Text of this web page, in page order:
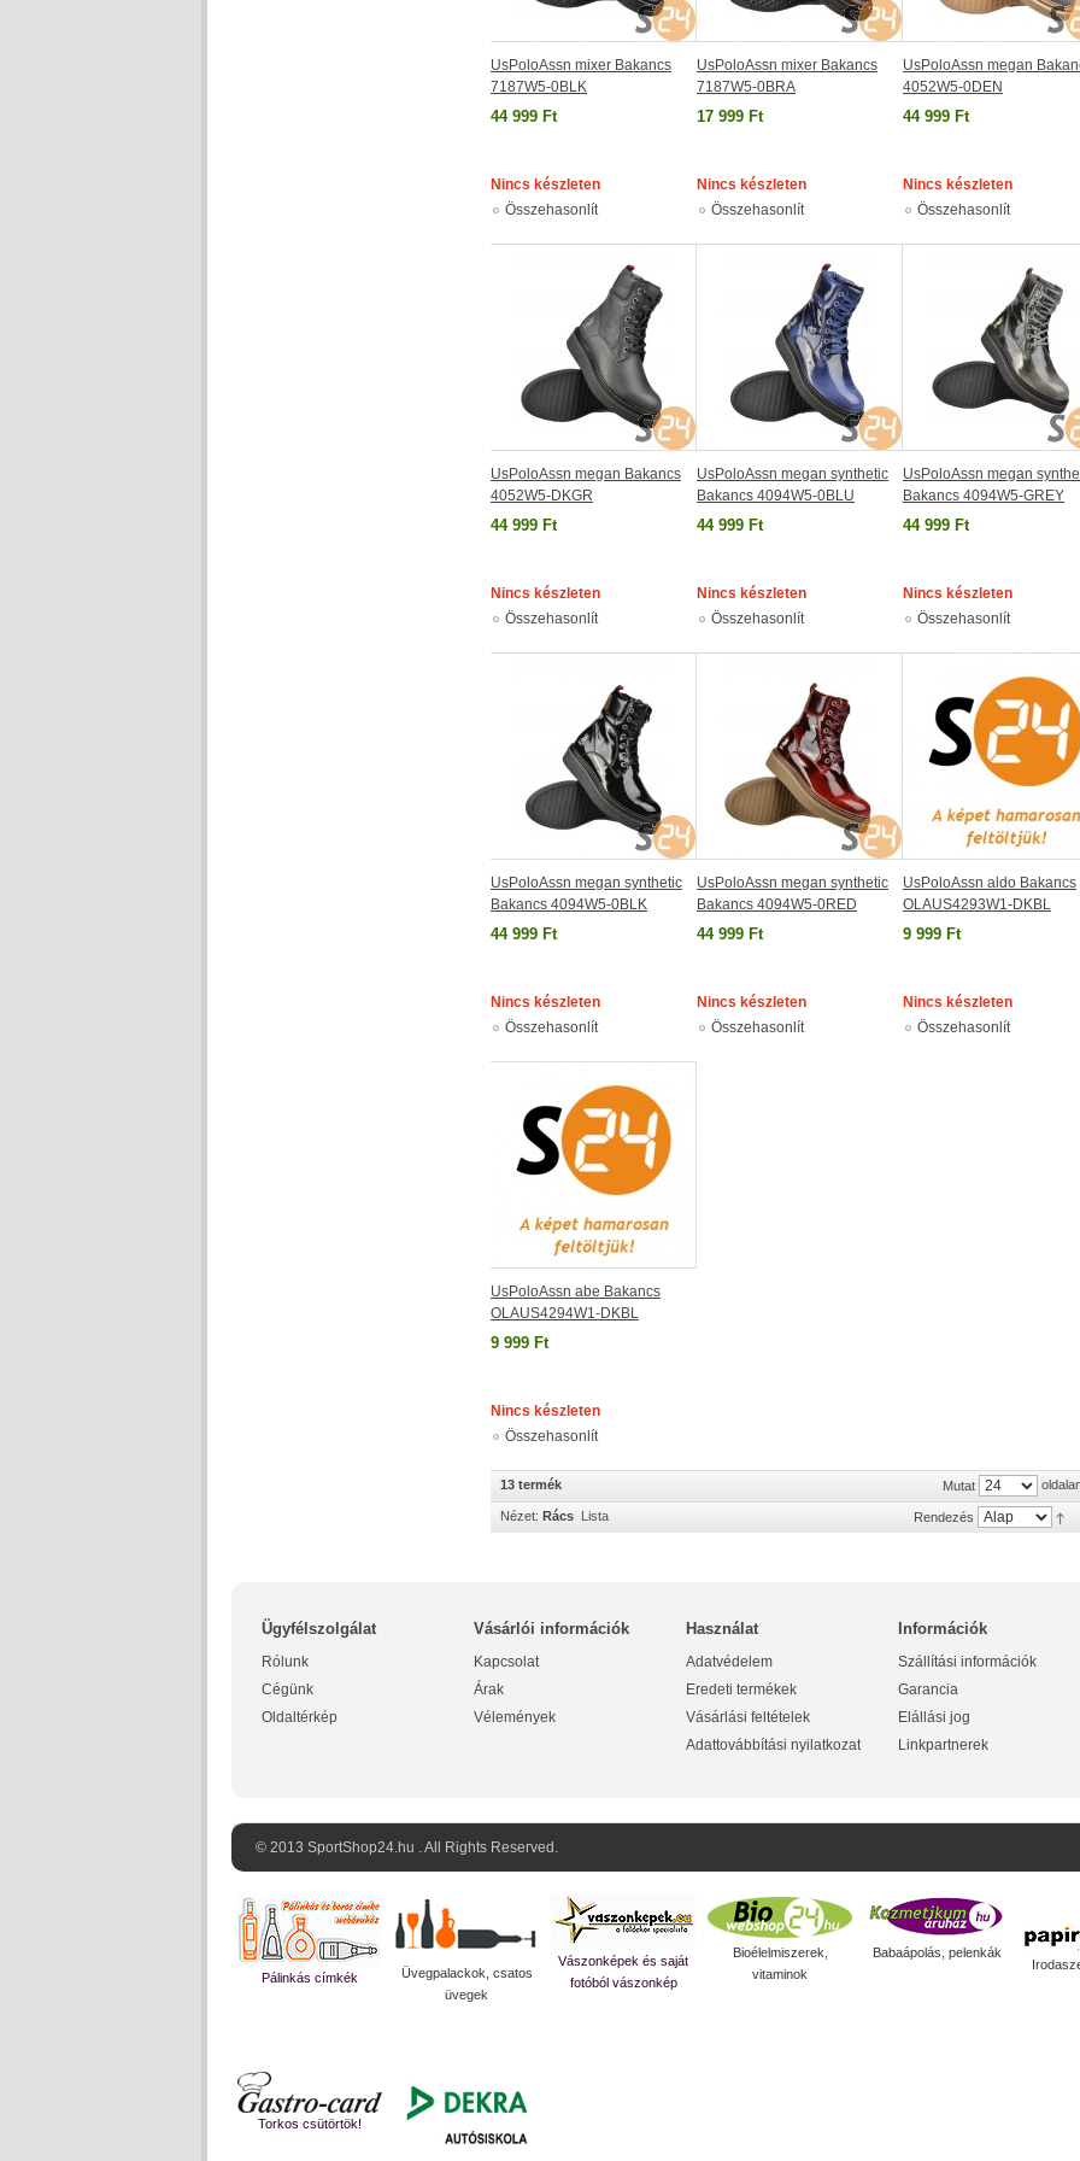
UsPoloAssn mixer Bakancs
7187W5-0BLK
44 999 Ft
Nincs készleten
Összehasonlít
UsPoloAssn mixer Bakancs
7187W5-0BRA
17 999 Ft
Nincs készleten
Összehasonlít
UsPoloAssn megan
4052W5-0DEN
44 999 Ft
Nincs készleten
Összehasonlít
UsPoloAssn megan Bakancs
4052W5-DKGR
44 999 Ft
Nincs készleten
Összehasonlít
UsPoloAssn megan synthetic
Bakancs 4094W5-0BLU
44 999 Ft
Nincs készleten
Összehasonlít
UsPoloAssn megan
Bakancs 4094W5-GREY
44 999 Ft
Nincs készleten
Összehasonlít
UsPoloAssn megan synthetic
Bakancs 4094W5-0BLK
44 999 Ft
Nincs készleten
Összehasonlít
UsPoloAssn megan synthetic
Bakancs 4094W5-0RED
44 999 Ft
Nincs készleten
Összehasonlít
UsPoloAssn aldo Bakancs
OLAUS4293W1-DKBL
9 999 Ft
Nincs készleten
Összehasonlít
UsPoloAssn abe Bakancs
OLAUS4294W1-DKBL
9 999 Ft
Nincs készleten
Összehasonlít
13 termék Mutat
Nézet: Rács Lista Rendezés
Ügyfélszolgálat
Rólunk
Cégünk
Oldaltérkép
Vásárlói információk
Kapcsolat
Árak
Vélemények
Használat
Adatvédelem
Eredeti termékek
Vásárlási feltételek
Adattovábbítási nyilatkozat
Információk
Szállítási információk
Garancia
Elállási jog
Linkpartnerek
© 2013 SportShop24.hu . All Rights Reserved.
Pálinkás címkék
Üvegpalackok, csatos
üvegek
Vászonképek és saját
fotóból vászonkép
Bioélelmiszerek,
vitaminok
Babaápolás, pelenkák
Torkos csütörtök!